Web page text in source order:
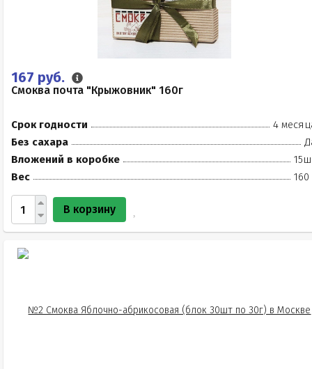
167 руб.
Смоква почта "Крыжовник" 160г
Срок годности
4
Без сахара
Вложений в коробке
Вес
160
В корзину